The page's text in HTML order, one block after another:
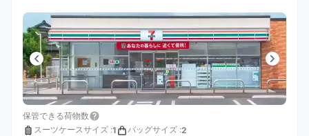
保管できる荷物数
スーツケースサイズ :1 バッグサイズ :2